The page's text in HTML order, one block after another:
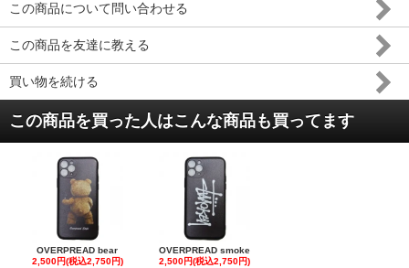
この商品について問い合わせる
この商品を友達に教える
買い物を続ける
この商品を買った人はこんな商品も買ってます
OVERPREAD bear
2,500円(税込2,750円)
OVERPREAD smoke
2,500円(税込2,750円)